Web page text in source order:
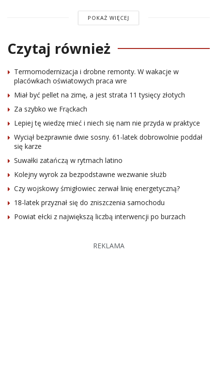
POKAŻ WIĘCEJ
Czytaj również
Termomodernizacja i drobne remonty. W wakacje w
placówkach oświatowych praca wre
Miał być pellet na zimę, a jest strata 11 tysięcy złotych
Za szybko we Frąckach
Lepiej tę wiedzę mieć i niech się nam nie przyda w praktyce
Wyciął bezprawnie dwie sosny. 61-latek dobrowolnie poddał
się karze
Suwałki zatańczą w rytmach latino
Kolejny wyrok za bezpodstawne wezwanie służb
Czy wojskowy śmigłowiec zerwał linię energetyczną?
18-latek przyznał się do zniszczenia samochodu
Powiat ełcki z największą liczbą interwencji po burzach
REKLAMA